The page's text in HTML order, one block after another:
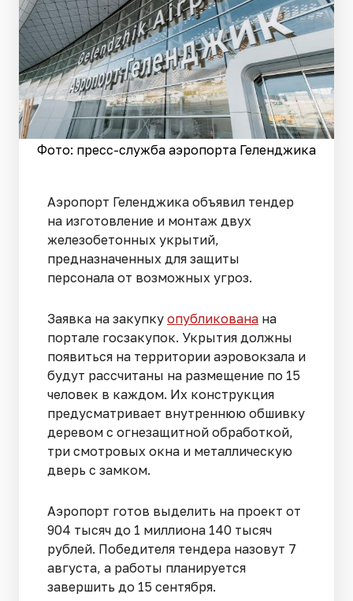
Фото: пресс-служба аэропорта Геленджика
Аэропорт Геленджика объявил тендер
на изготовление и монтаж двух
железобетонных укрытий,
предназначенных для защиты
персонала от возможных угроз.
Заявка на закупку опубликована на
портале госзакупок. Укрытия должны
появиться на территории аэровокзала и
будут рассчитаны на размещение по 15
человек в каждом. Их конструкция
предусматривает внутреннюю обшивку
деревом с огнезащитной обработкой,
три смотровых окна и металлическую
дверь с замком.
Аэропорт готов выделить на проект от
904 тысяч до 1 миллиона 140 тысяч
рублей. Победителя тендера назовут 7
августа, а работы планируется
завершить до 15 сентября.